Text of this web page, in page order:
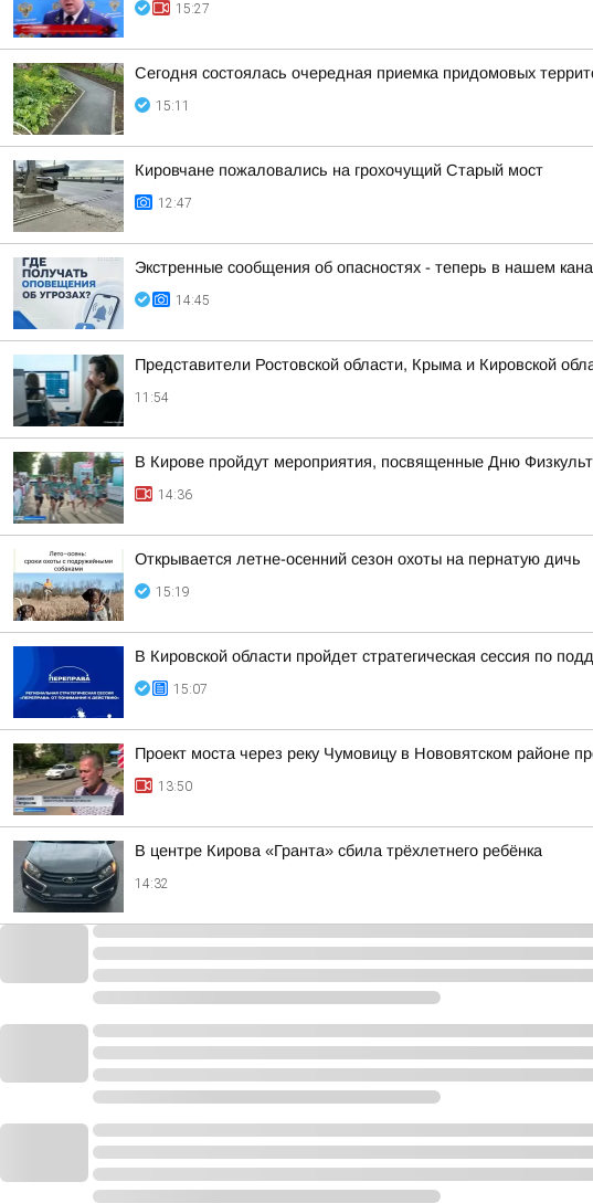
15:27
Сегодня состоялась очередная приемка придомовых
15:11
Кировчане пожаловались на грохочущий Старый мост
12:47
Экстренные сообщения об опасностях - теперь в нашем
14:45
Представители Ростовской области, Крыма и Кировской
11:54
В Кирове пройдут мероприятия, посвященные Дню
14:36
Открывается летне-осенний сезон охоты на пернатую дичь
15:19
В Кировской области пройдет стратегическая сессия по
15:07
Проект моста через реку Чумовицу в Нововятском районе
13:50
В центре Кирова «Гранта» сбила трёхлетнего ребёнка
14:32